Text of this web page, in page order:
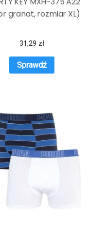
granat, rozmiar XL)
31,29 zł
Sprawdź